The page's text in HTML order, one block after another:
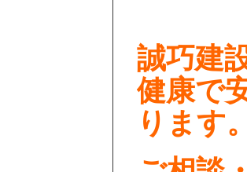
誠巧建
健康で
ります